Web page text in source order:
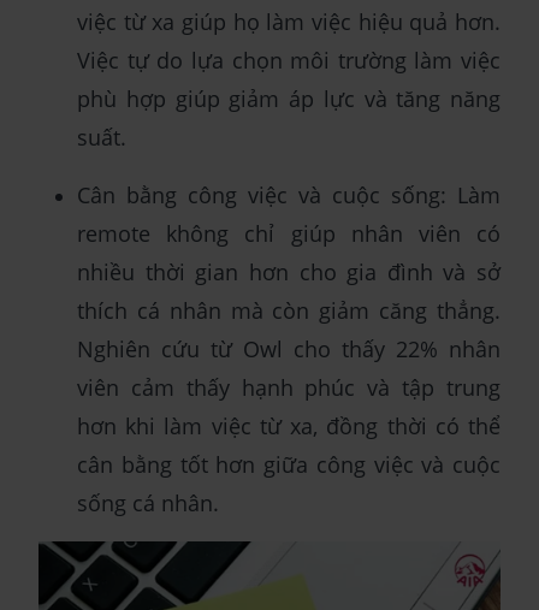
việc từ xa giúp họ làm việc hiệu quả hơn.
Việc tự do lựa chọn môi trường làm việc
phù hợp giúp giảm áp lực và tăng năng
suất.
Cân bằng công việc và cuộc sống: Làm
remote không chỉ giúp nhân viên có
nhiều thời gian hơn cho gia đình và sở
thích cá nhân mà còn giảm căng thẳng.
Nghiên cứu từ Owl cho thấy 22% nhân
viên cảm thấy hạnh phúc và tập trung
hơn khi làm việc từ xa, đồng thời có thể
cân bằng tốt hơn giữa công việc và cuộc
sống cá nhân.